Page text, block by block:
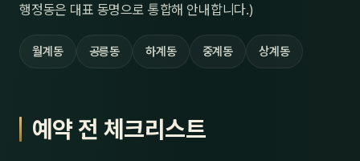
행정동은 대표 동명으로 통합해 안내합니다.)
월계동 공릉동 하계동 중계동 상계동
예약 전 체크리스트